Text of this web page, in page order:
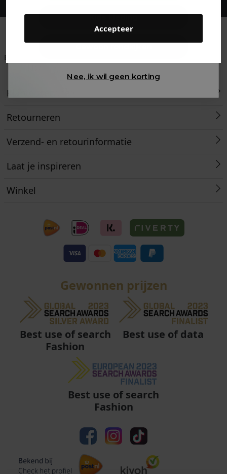
Accepteer
Betaal achteraf met
Klantenservice
Retourneren
Verzend- en retourinformatie
Laat je inspireren
Winkel
Gewonnen prijzen
Best use of search
Fashion
Best use of data
Best use of search
Fashion
Kids kleding
Nee, ik wil geen korting